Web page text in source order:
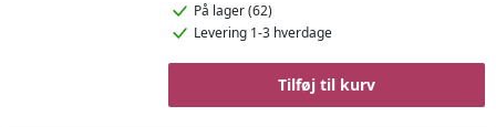
På lager (62)
Levering 1-3 hverdage
Tilføj til kurv